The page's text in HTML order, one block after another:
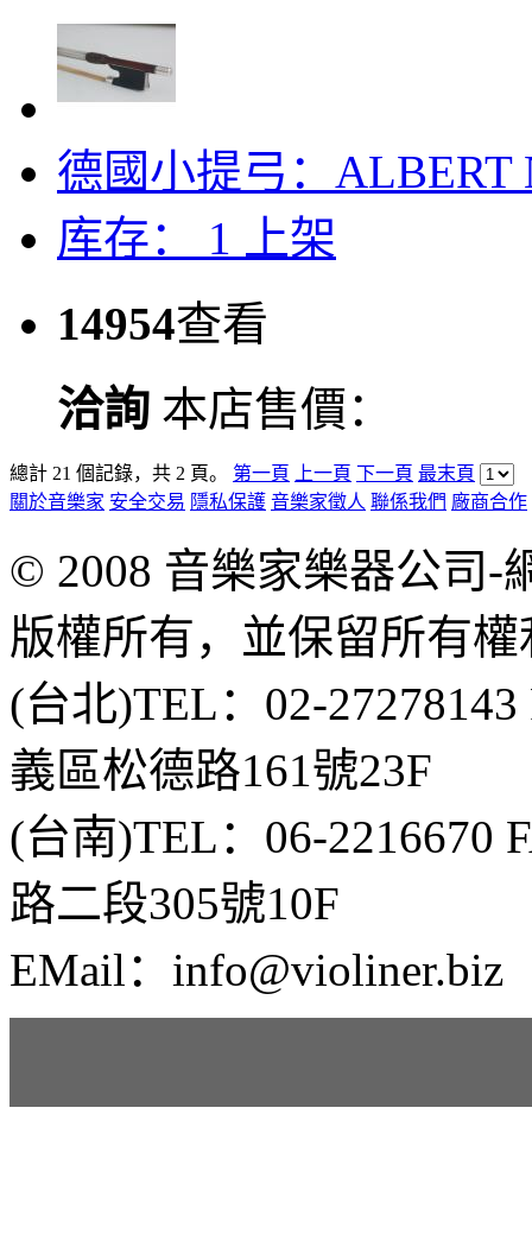
德國小提弓：ALBERT
库存： 1
上架
14954查看
洽詢 本店售價：
總計 21 個記錄，共 2 頁。 第一頁 上一頁 下一頁 最末頁
關於音樂家 安全交易 隱私保護 音樂家徵人 聯係我們 廠商合作
© 2008 音樂家樂器公司-
版權所有，並保留所有權
(台北)TEL：02-
義區松德路161號23F
(台南)TEL：06-2216670
路二段305號10F
EMail：info@violiner.biz